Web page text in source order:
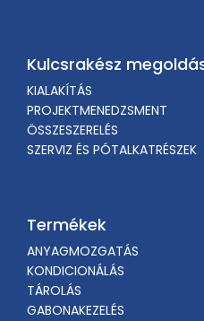
Kulcsrakész
KIALAKÍTÁS
PROJEKTMENEDZSMENT
ÖSSZESZERELÉS
SZERVIZ ÉS PÓTALKATRÉSZEK
Termékek
ANYAGMOZGATÁS
KONDICIONÁLÁS
TÁROLÁS
GABONAKEZELÉS